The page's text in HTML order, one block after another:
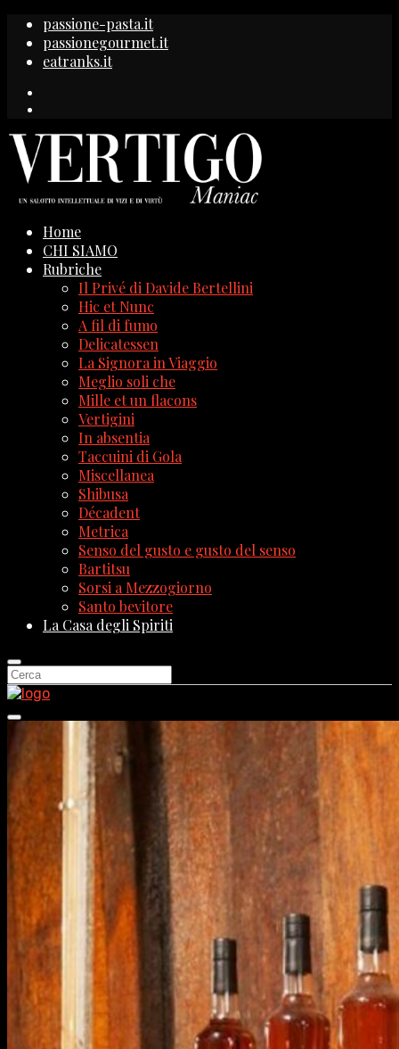
passione-pasta.it
passionegourmet.it
eatranks.it
Home
CHI SIAMO
Rubriche
Il Privé di Davide Bertellini
Hic et Nunc
A fil di fumo
Delicatessen
La Signora in Viaggio
Meglio soli che
Mille et un flacons
Vertigini
In absentia
Taccuini di Gola
Miscellanea
Shibusa
Décadent
Metrica
Senso del gusto e gusto del senso
Bartitsu
Sorsi a Mezzogiorno
Santo bevitore
La Casa degli Spiriti